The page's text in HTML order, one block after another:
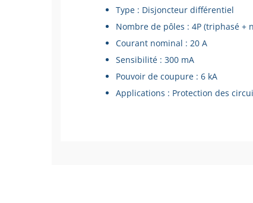
Type : Disjoncteur différentiel
Nombre de pôles : 4P (triphasé +
Courant nominal : 20 A
Sensibilité : 300 mA
Pouvoir de coupure : 6 kA
Applications : Protection des